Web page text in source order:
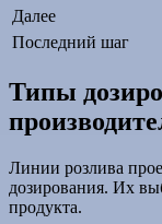
Далее
Последний шаг
Типы
Линии розлива
дозирования. Их
продукта.